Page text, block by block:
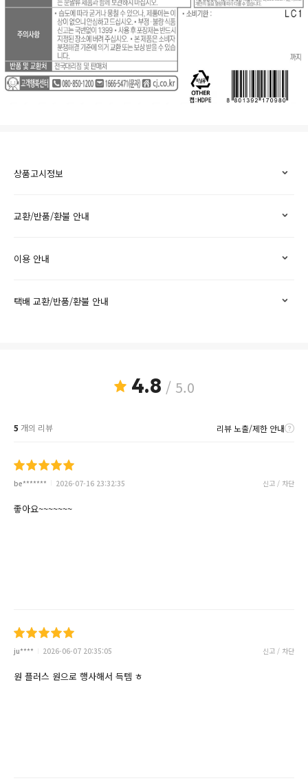
상품고시정보
교환/반품/환불 안내
이용 안내
택배 교환/반품/환불 안내
4.8 / 5.0
5 개의 리뷰 리뷰 노출/제한 안내
be******* 2026-07-16 23:32:35 신고 / 차단
좋아요~~~~~~~
ju**** 2026-06-07 20:35:05 신고 / 차단
원 플러스 원으로 행사해서 득템 ㅎ